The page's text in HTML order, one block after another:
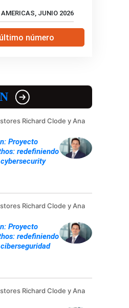
AMERICAS, JUNIO 2026
número
Richard Clode y Ana
Proyecto
redefiniendo
Richard Clode y Ana
Proyecto
redefiniendo
Richard Clode y Ana